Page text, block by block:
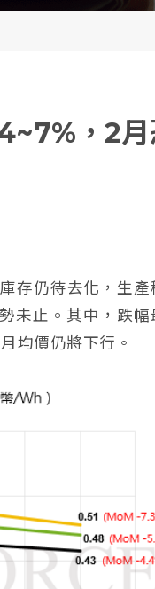
，2
存仍待去化，生產
未止。其中，跌幅
均價仍將下行。